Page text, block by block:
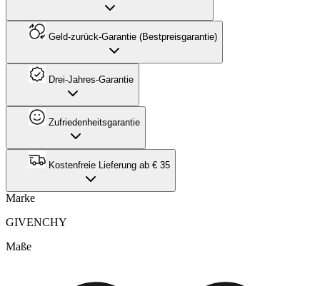
Geld-zurück-Garantie (Bestpreisgarantie)
Drei-Jahres-Garantie
Zufriedenheitsgarantie
Kostenfreie Lieferung ab € 35
Marke
GIVENCHY
Maße